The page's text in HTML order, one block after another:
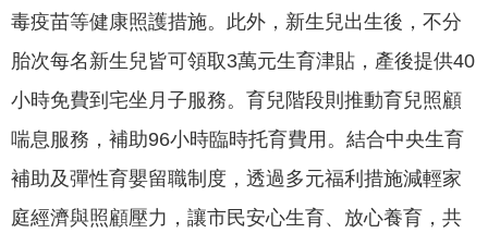
資
訊
安
全
策
隱
私
毒疫苗等健康照護措施。此外，新生兒出生後，不分
胎次每名新生兒皆可領取3萬元生育津貼，產後提供40
小時免費到宅坐月子服務。育兒階段則推動育兒照顧
喘息服務，補助96小時臨時托育費用。結合中央生育
補助及彈性育嬰留職制度，透過多元福利措施減輕家
庭經濟與照顧壓力，讓市民安心生育、放心養育，共